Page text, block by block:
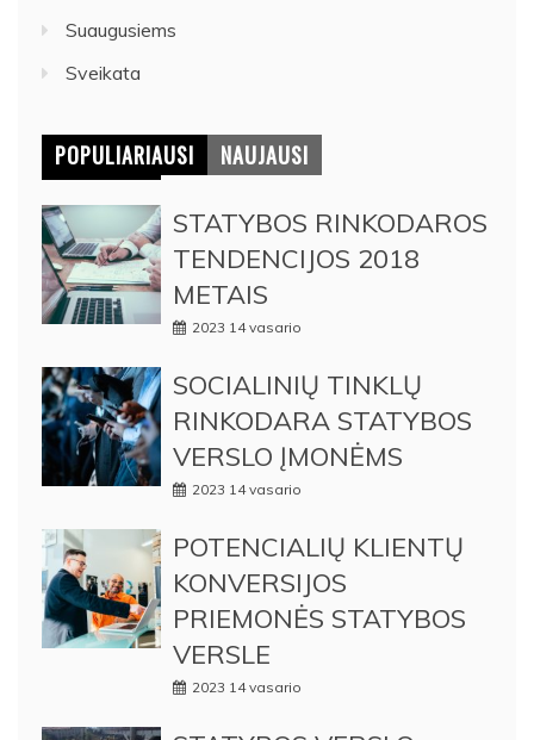
Suaugusiems
Sveikata
POPULIARIAUSI NAUJAUSI
STATYBOS RINKODAROS
TENDENCIJOS 2018
METAIS
2023 14 vasario
SOCIALINIŲ TINKLŲ
RINKODARA STATYBOS
VERSLO ĮMONĖMS
2023 14 vasario
POTENCIALIŲ KLIENTŲ
KONVERSIJOS
PRIEMONĖS STATYBOS
VERSLE
2023 14 vasario